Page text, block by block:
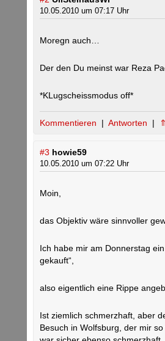
10.05.2010 um 07:17 Uhr
Moregn auch…
Der den Du meinst war Reza
*KLugscheissmodus off*
Kommentieren | Antworten |
#3 howie59
10.05.2010 um 07:22 Uhr
Moin,
das Objektiv wäre sinnvoller
Ich habe mir am Donnerstag
gekauft“,
also eigentlich eine Rippe
Ist ziemlich schmerzhaft, aber
Besuch in Wolfsburg, der mir so